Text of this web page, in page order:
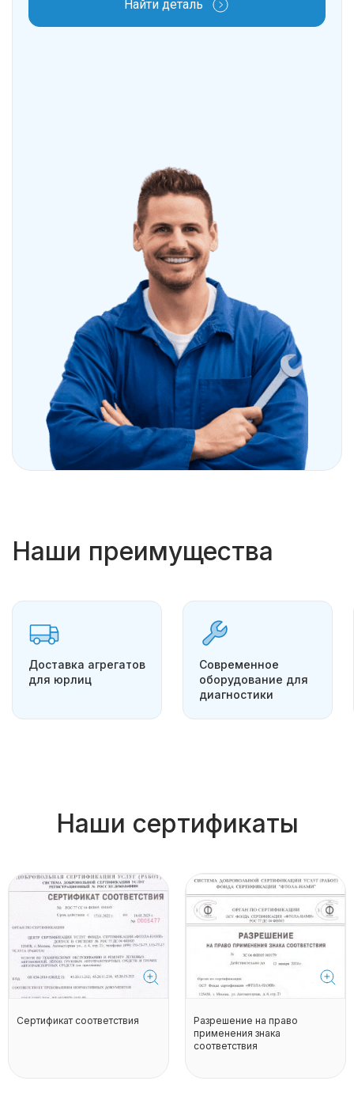
Найти деталь
Наши преимущества
Доставка агрегатов
для юрлиц
Современное
оборудование для
диагностики
Наши сертификаты
Сертификат соответствия
Разрешение на право
применения знака
соответствия